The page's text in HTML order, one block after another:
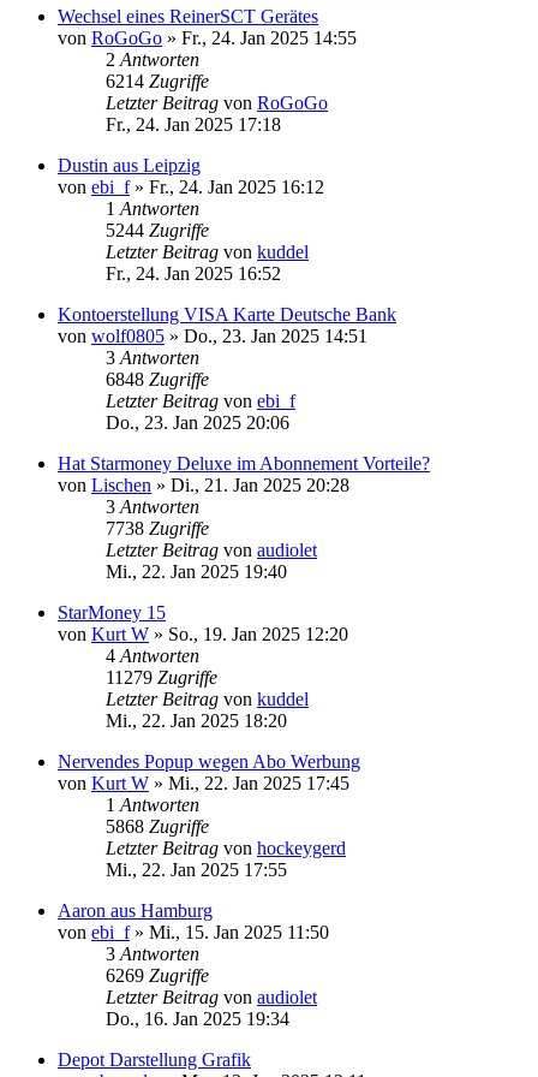
Wechsel eines ReinerSCT Gerätes
von RoGoGo » Fr., 24. Jan 2025 14:55
2 Antworten
6214 Zugriffe
Letzter Beitrag von RoGoGo
Fr., 24. Jan 2025 17:18
Dustin aus Leipzig
von ebi_f» Fr., 24. Jan 2025 16:12
1 Antworten
5244 Zugriffe
Letzter Beitrag von kuddel
Fr., 24. Jan 2025 16:52
Kontoerstellung VISA Karte Deutsche Bank
von wolf0805 » Do., 23. Jan 2025 14:51
3 Antworten
6848 Zugriffe
Letzter Beitrag von ebi_f
Do., 23. Jan 2025 20:06
Hat Starmoney Deluxe im Abonnement Vorteile?
von Lischen » Di., 21. Jan 2025 20:28
3 Antworten
7738 Zugriffe
Letzter Beitrag von audiolet
Mi., 22. Jan 2025 19:40
StarMoney 15
von Kurt W » So., 19. Jan 2025 12:20
4 Antworten
11279 Zugriffe
Letzter Beitrag von kuddel
Mi., 22. Jan 2025 18:20
Nervendes Popup wegen Abo Werbung
von Kurt W » Mi., 22. Jan 2025 17:45
1 Antworten
5868 Zugriffe
Letzter Beitrag von hockeygerd
Mi., 22. Jan 2025 17:55
Aaron aus Hamburg
von ebi_f» Mi., 15. Jan 2025 11:50
3 Antworten
6269 Zugriffe
Letzter Beitrag von audiolet
Do., 16. Jan 2025 19:34
Depot Darstellung Grafik